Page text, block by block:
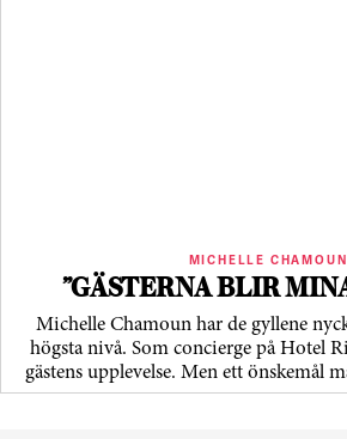
MICHELLE CHAMOUN
”GÄSTERNA BLIR
Michelle Chamoun har de gyllene
högsta nivå. Som concierge på Hotel
gästens upp­levelse. Men ett önskemål